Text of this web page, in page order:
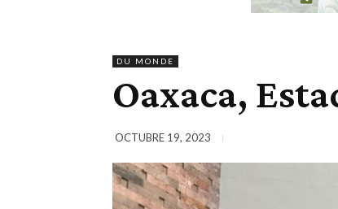
DU MONDE
Oaxaca,
OCTUBRE 19, 2023